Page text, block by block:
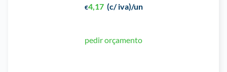
€4,17 (c/ iva)/un
pedir orçamento